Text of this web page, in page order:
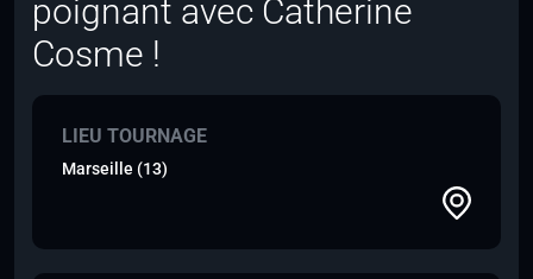
poignant avec Catherine
Cosme !
LIEU TOURNAGE
Marseille (13)